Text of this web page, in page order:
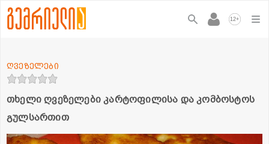
12+
თხელი ღვეზელები კარტოფილისა და კომბოსტოს
გულსართით
ღვეზელები